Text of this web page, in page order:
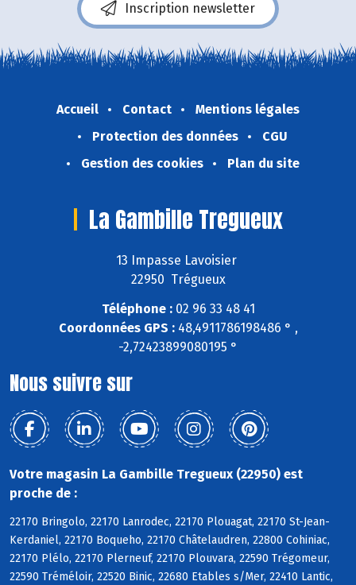
Inscription newsletter
Accueil Contact
Mentions légales
Protection des données
CGU
Gestion des cookies
Plan du site
La Gambille Tregueux
13 Impasse Lavoisier
22950 Trégueux
Téléphone :02 96 33 48 41
Coordonnées GPS :48,4911786198486 ° ,
-2,72423899080195 °
Nous suivre sur
Votre magasin La Gambille Tregueux (22950) est
proche de :
22170 Bringolo, 22170 Lanrodec, 22170 Plouagat, 22170 St-Jean-
Kerdaniel, 22170 Boqueho, 22170 Châtelaudren, 22800 Cohiniac,
22170 Plélo, 22170 Plerneuf, 22170 Plouvara, 22590 Trégomeur,
22590 Tréméloir, 22520 Binic, 22680 Etables s/Mer, 22410 Lantic,